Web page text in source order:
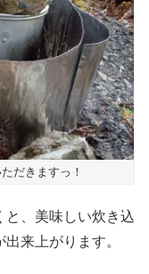
だきますっ！
と、美味しい炊き込
来上がります。